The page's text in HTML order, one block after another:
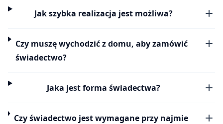
Jak szybka realizacja jest możliwa?
Czy muszę wychodzić z domu, aby zamówić
świadectwo?
Jaka jest forma świadectwa?
Czy świadectwo jest wymagane przy najmie